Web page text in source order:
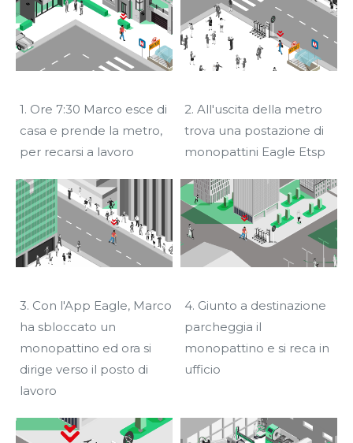
1. Ore 7:30 Marco esce di
casa e prende la metro,
per recarsi a lavoro
2. All'uscita della metro
trova una postazione di
monopattini Eagle Etsp
3. Con l'App Eagle, Marco
ha sbloccato un
monopattino ed ora si
dirige verso il posto di
lavoro
4. Giunto a destinazione
parcheggia il
monopattino e si reca in
ufficio